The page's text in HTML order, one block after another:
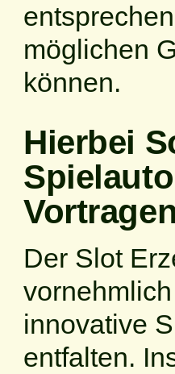
möglichen
können.
Hierbei
Der Slot
innovative
entfalten.